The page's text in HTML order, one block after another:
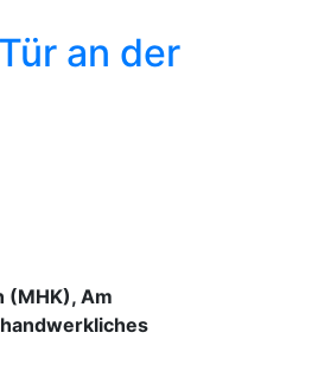
an der
(MHK), Am